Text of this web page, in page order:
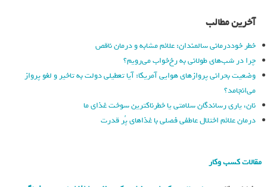
آخرین مطالب
خطر خوددرمانی سالمندان: علائم مشابه و درمان ناقص
چرا در شب‌های طولانی به رخ‌خواب می‌رویم؟
وضعیت بحرانی پروازهای هوایی آمریکا: آیا تعطیلی دولت به تاخیر و لغو پرواز
می‌انجامد؟
نان، یاری رساندگان سلامتی یا خطرناکترین سوخت غذای ما
درمان علائم اختلال عاطفی فصلی با غذاهای پُر قدرت
مقالات کسب وکار